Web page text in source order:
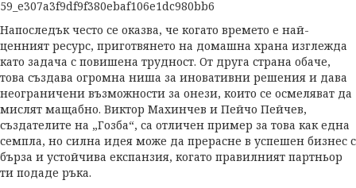
Напоследък често се оказва, че когато времето е най-
ценният ресурс, приготвянето на домашна храна изглежда
като задача с повишена трудност. От друга страна обаче,
това създава огромна ниша за иновативни решения и дава
неограничени възможности за онези, които се осмеляват да
мислят мащабно. Виктор Махинчев и Пейчо Пейчев,
създателите на „Гозба“, са отличен пример за това как една
семпла, но силна идея може да прерасне в успешен бизнес с
бърза и устойчива експанзия, когато правилният партньор
ти подаде ръка.